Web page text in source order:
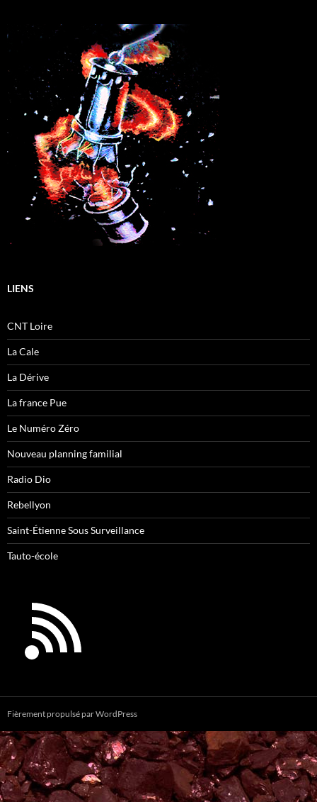
LIENS
CNT Loire
La Cale
La Dérive
La france Pue
Le Numéro Zéro
Nouveau planning familial
Radio Dio
Rebellyon
Saint-Étienne Sous Surveillance
Tauto-école
Fièrement propulsé par WordPress